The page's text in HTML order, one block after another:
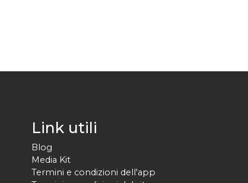
Link utili
Blog
Media Kit
Termini e condizioni dell'app